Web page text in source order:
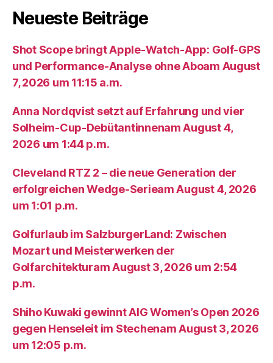
Neueste Beiträge
Shot Scope bringt Apple-Watch-App: Golf-GPS
und Performance-Analyse ohne Aboam August
7, 2026 um 11:15 a.m.
Anna Nordqvist setzt auf Erfahrung und vier
Solheim-Cup-Debütantinnenam August 4,
2026 um 1:44 p.m.
Cleveland RTZ 2 – die neue Generation der
erfolgreichen Wedge-Serieam August 4, 2026
um 1:01 p.m.
Golfurlaub im SalzburgerLand: Zwischen
Mozart und Meisterwerken der
Golfarchitekturam August 3, 2026 um 2:54
p.m.
Shiho Kuwaki gewinnt AIG Women’s Open 2026
gegen Henseleit im Stechenam August 3, 2026
um 12:05 p.m.